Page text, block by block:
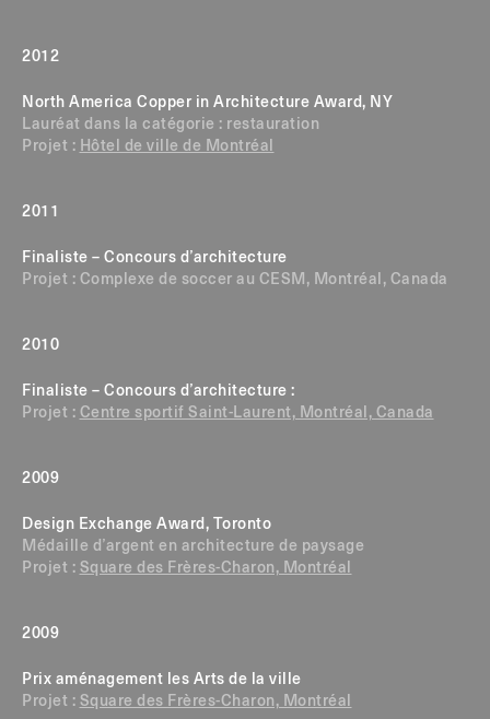
2012
North America Copper in Architecture Award, NY
Lauréat dans la catégorie : restauration
Projet : Hôtel de ville de Montréal
2011
Finaliste – Concours d’architecture
Projet : Complexe de soccer au CESM, Montréal, Canada
2010
Finaliste – Concours d’architecture :
Projet : Centre sportif Saint-Laurent, Montréal, Canada
2009
Design Exchange Award, Toronto
Médaille d’argent en architecture de paysage
Projet : Square des Frères-Charon, Montréal
2009
Prix aménagement les Arts de la ville
Projet : Square des Frères-Charon, Montréal